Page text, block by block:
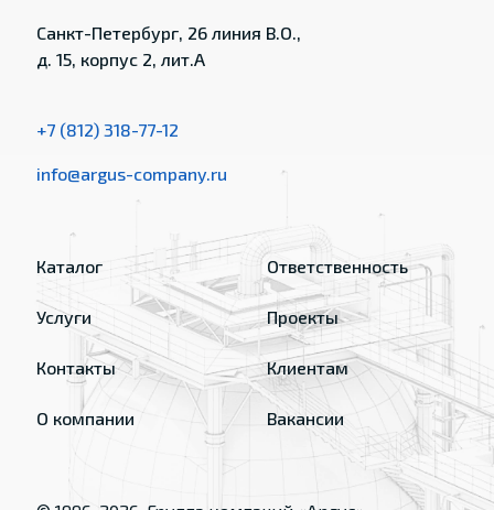
Санкт-Петербург, 26 линия В.О.,
д. 15, корпус 2, лит.А
+7 (812) 318-77-12
info@argus-company.ru
Каталог
Услуги
Контакты
О компании
Ответственность
Проекты
Клиентам
Вакансии